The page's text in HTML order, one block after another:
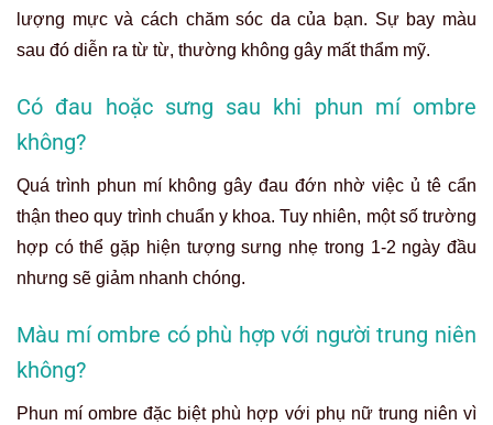
lượng mực và cách chăm sóc da của bạn. Sự bay màu
sau đó diễn ra từ từ, thường không gây mất thẩm mỹ.
Có đau hoặc sưng sau khi phun mí ombre
không?
Quá trình phun mí không gây đau đớn nhờ việc ủ tê cẩn
thận theo quy trình chuẩn y khoa. Tuy nhiên, một số trường
hợp có thể gặp hiện tượng sưng nhẹ trong 1-2 ngày đầu
nhưng sẽ giảm nhanh chóng.
Màu mí ombre có phù hợp với người trung niên
không?
Phun mí ombre đặc biệt phù hợp với phụ nữ trung niên vì